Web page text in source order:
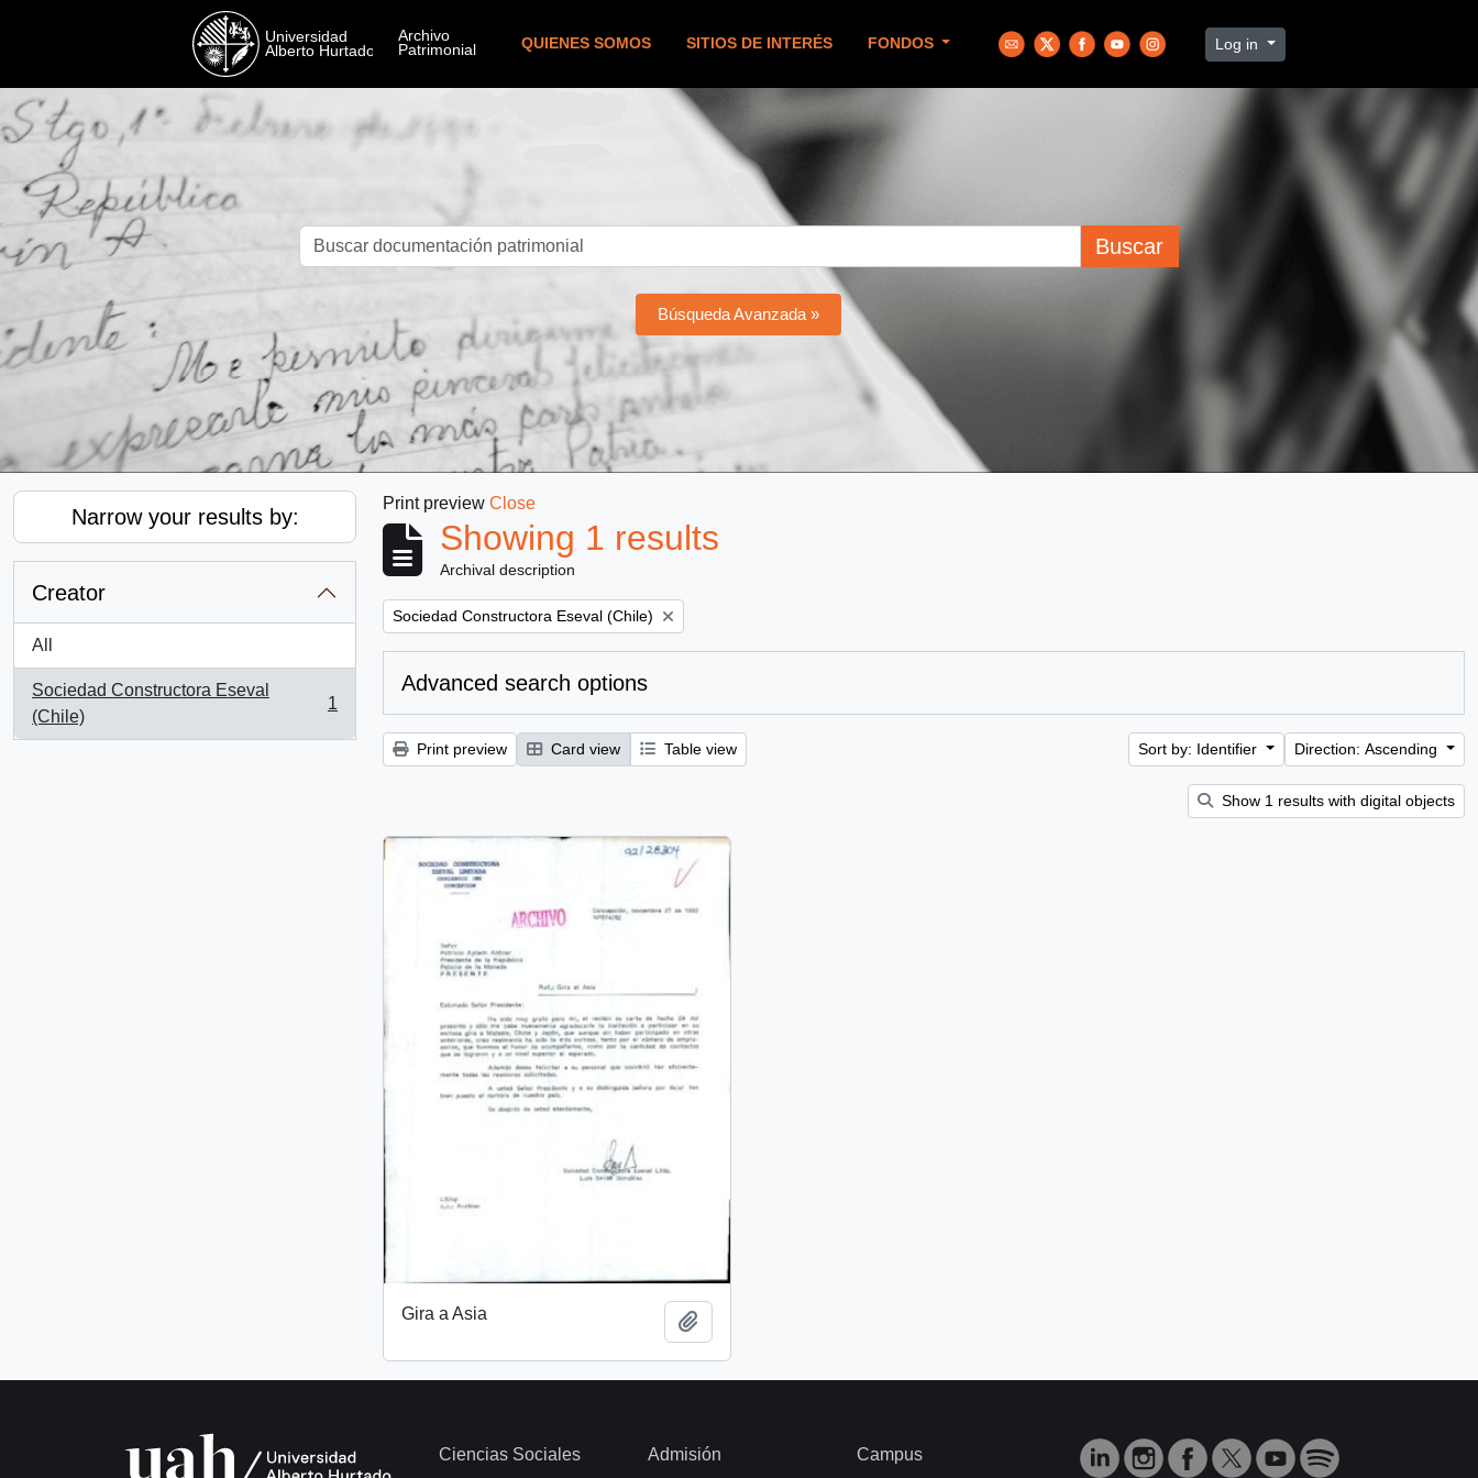
QUIENES SOMOS SITIOS DE INTERÉS FONDOS Log in
Buscar
Búsqueda Avanzada »
Narrow your results by:
Creator
All
Sociedad Constructora Eseval
(Chile)
, 1 results
1
Print preview Close
Showing 1 results
Archival description
Remove filter:
Sociedad Constructora Eseval (Chile)
Advanced search options
Print preview Card view Table view Sort by: Identifier Direction: Ascending
Show 1 results with digital objects
Gira a Asia
Ciencias Sociales Admisión Campus